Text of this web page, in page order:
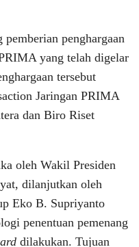
penghargaan
yang telah digelar
tersebut
Jaringan PRIMA
dan Biro Riset
oleh Wakil Presiden
dilanjutkan oleh
Eko B. Supriyanto
penentuan pemenang
dilakukan. Tujuan